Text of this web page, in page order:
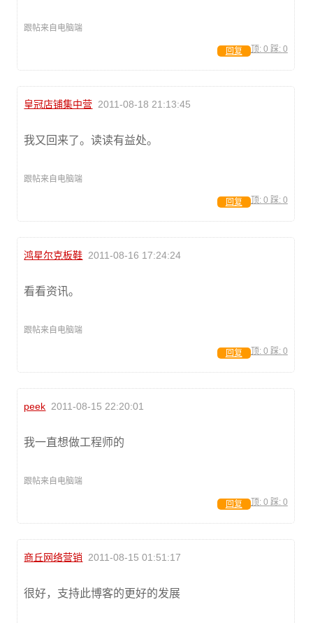
跟帖来自电脑端
顶: 0 踩: 0
回复
皇冠店铺集中营 2011-08-18 21:13:45
我又回来了。读读有益处。
跟帖来自电脑端
顶: 0 踩: 0
回复
鸿星尔克板鞋 2011-08-16 17:24:24
看看资讯。
跟帖来自电脑端
顶: 0 踩: 0
回复
peek 2011-08-15 22:20:01
我一直想做工程师的
跟帖来自电脑端
顶: 0 踩: 0
回复
商丘网络营销 2011-08-15 01:51:17
很好，支持此博客的更好的发展